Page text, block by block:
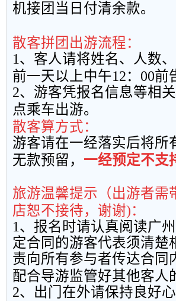
机接团当日付清余款。
散客拼团出游流程：
1、客人请将姓名、人数
前一天以上中午12： 00前
2、游客凭报名信息等相
点乘车出游。
散客算方式：
游客请在一经落实后将所
无款预留， 一经预定不支
旅游温馨提示（出游者需
店恕不接待，谢谢)：
1、报名时请认真阅读广
定合同的游客代表须清楚
责向所有参与者传达合同
配合导游监管好其他客人
2、出门在外请保持良好